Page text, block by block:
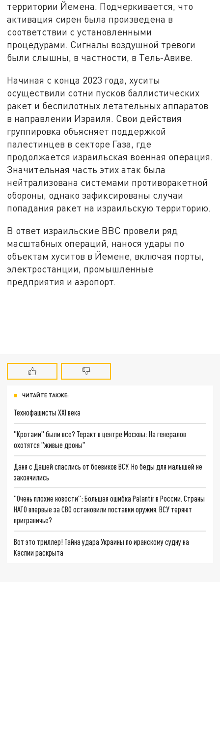
территории Йемена. Подчеркивается, что
активация сирен была произведена в
соответствии с установленными
процедурами. Сигналы воздушной тревоги
были слышны, в частности, в Тель-Авиве.
Начиная с конца 2023 года, хуситы
осуществили сотни пусков баллистических
ракет и беспилотных летательных аппаратов
в направлении Израиля. Свои действия
группировка объясняет поддержкой
палестинцев в секторе Газа, где
продолжается израильская военная операция.
Значительная часть этих атак была
нейтрализована системами противоракетной
обороны, однако зафиксированы случаи
попадания ракет на израильскую территорию.
В ответ израильские ВВС провели ряд
масштабных операций, нанося удары по
объектам хуситов в Йемене, включая порты,
электростанции, промышленные
предприятия и аэропорт.
ЧИТАЙТЕ ТАКЖЕ:
Технофашисты XXI века
"Кротами" были все? Теракт в центре Москвы: На генералов
охотятся "живые дроны"
Даня с Дашей спаслись от боевиков ВСУ. Но беды для малышей не
закончились
"Очень плохие новости": Большая ошибка Palantir в России. Страны
НАТО впервые за СВО остановили поставки оружия. ВСУ теряют
приграничье?
Вот это триллер! Тайна удара Украины по иранскому судну на
Каспии раскрыта